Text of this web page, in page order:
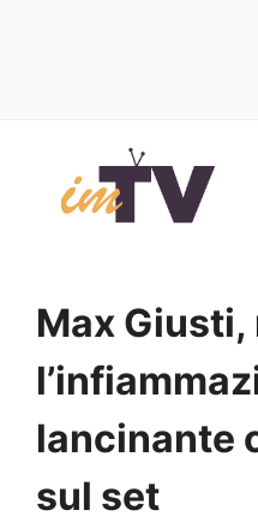
contenuto
Max
lancinante
sul set